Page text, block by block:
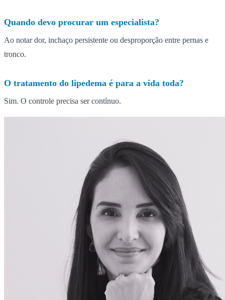
Quando devo procurar um especialista?
Ao notar dor, inchaço persistente ou desproporção entre pernas e
tronco.
O tratamento do lipedema é para a vida toda?
Sim. O controle precisa ser contínuo.